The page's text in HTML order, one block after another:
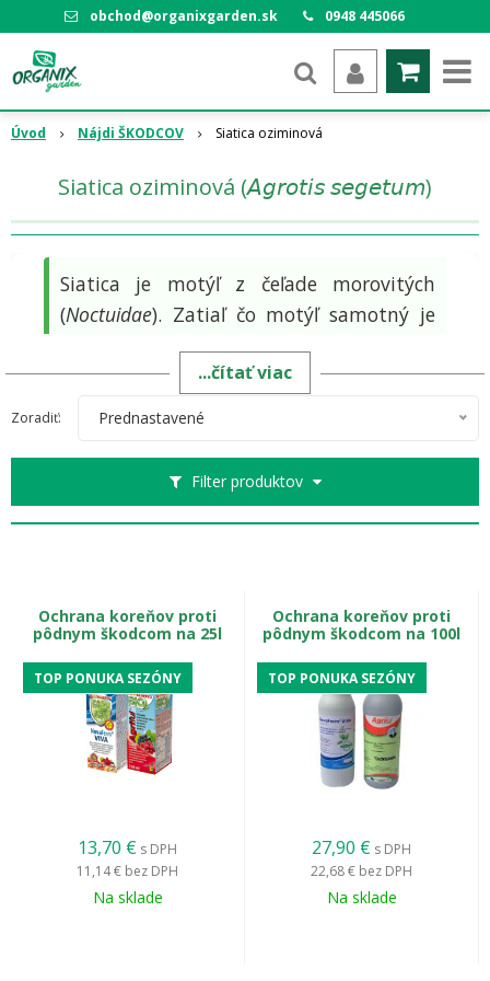
obchod@organixgarden.sk 0948 445066
Úvod Nájdi ŠKODCOV Siatica oziminová
Siatica oziminová (𝘈𝘨𝘳𝘰𝘵𝘪𝘴 𝘴𝘦𝘨𝘦𝘵𝘶𝘮)
Siatica je motýľ z čeľade morovitých
(Noctuidae). Zatiaľ čo motýľ samotný je
neškodný, jeho larválne štádium –
húsenica– patrí kvážnym
, polyfágnym
(všežravým)
Dospelý jedinec siatice oziminovej (motýľ) je neškodný, ale
signalizuje prítomnosť vajíčok.
Ako spoznať siatice a ich
vývojové štádiá?
Škodlivosť siatice je ľahko prehliadnuteľná, kým
nie je neskoro, pretože larvy sú aktívne hlavne v
...čítať viac
Filter produktov
Zoradiť: Prednastavené
Ochrana koreňov proti
pôdnym škodcom na 25l
TOP PONUKA SEZÓNY
13,70 € s DPH
11,14 € bez DPH
Na sklade
Ochrana koreňov proti
pôdnym škodcom na 100l
TOP PONUKA SEZÓNY
27,90 € s DPH
22,68 € bez DPH
Na sklade